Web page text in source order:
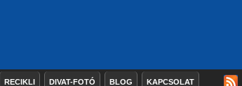
RECIKLI DIVAT-FOTÓ BLOG KAPCSOLAT